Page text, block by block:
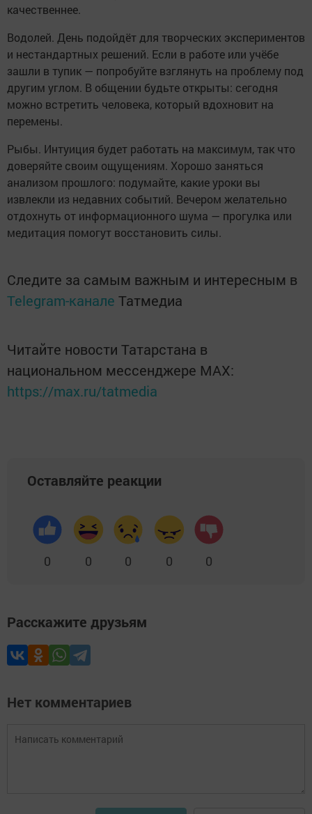
качественнее.
Водолей. День подойдёт для творческих экспериментов
и нестандартных решений. Если в работе или учёбе
зашли в тупик — попробуйте взглянуть на проблему под
другим углом. В общении будьте открыты: сегодня
можно встретить человека, который вдохновит на
перемены.
Рыбы. Интуиция будет работать на максимум, так что
доверяйте своим ощущениям. Хорошо заняться
анализом прошлого: подумайте, какие уроки вы
извлекли из недавних событий. Вечером желательно
отдохнуть от информационного шума — прогулка или
медитация помогут восстановить силы.
Следите за самым важным и интересным в
Telegram-канале Татмедиа
Читайте новости Татарстана в
национальном мессенджере MАХ:
https://max.ru/tatmedia
Оставляйте реакции
0 0 0 0 0
Расскажите друзьям
Нет комментариев